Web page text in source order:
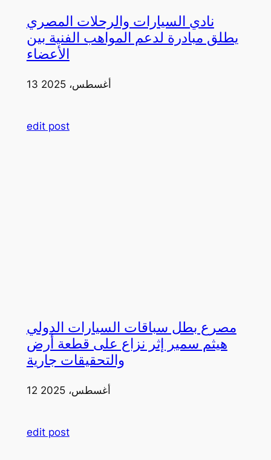
نادي السيارات والرحلات المصري
يطلق مبادرة لدعم المواهب الفنية بين
الأعضاء
13 أغسطس، 2025
edit post
مصرع بطل سباقات السيارات الدولي
هيثم سمير إثر نزاع على قطعة أرض
والتحقيقات جارية
12 أغسطس، 2025
edit post